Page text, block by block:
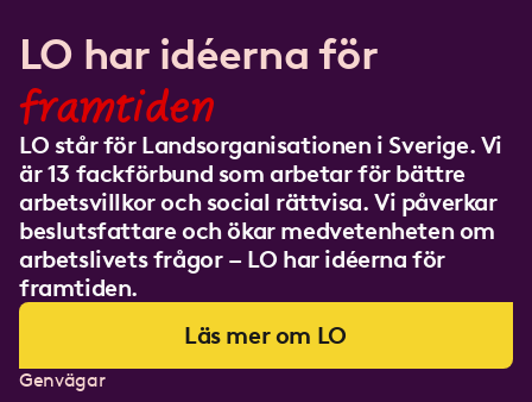
LO har idéerna för
framtiden
LO står för Landsorganisationen i Sverige. Vi
är 13 fackförbund som arbetar för bättre
arbetsvillkor och social rättvisa. Vi påverkar
beslutsfattare och ökar medvetenheten om
arbetslivets frågor – LO har idéerna för
framtiden.
Läs mer om LO
Genvägar